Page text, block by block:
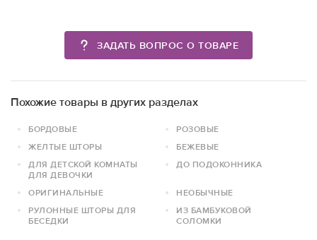
ЗАДАТЬ ВОПРОС О ТОВАРЕ
Похожие товары в других разделах
БОРДОВЫЕ
РОЗОВЫЕ
ЖЕЛТЫЕ ШТОРЫ
БЕЖЕВЫЕ
ДЛЯ ДЕТСКОЙ КОМНАТЫ
ДЛЯ ДЕВОЧКИ
ДО ПОДОКОННИКА
ОРИГИНАЛЬНЫЕ
НЕОБЫЧНЫЕ
РУЛОННЫЕ ШТОРЫ ДЛЯ
БЕСЕДКИ
ИЗ БАМБУКОВОЙ
СОЛОМКИ